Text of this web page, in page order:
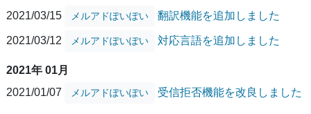
2021/03/15
メルアドぽいぽい 翻訳機能を追加しました
2021/03/12 メルアドぽいぽい 対応言語を追加しました
2021年 01月
2021/01/07
メルアドぽいぽい 受信拒否機能を改良しました